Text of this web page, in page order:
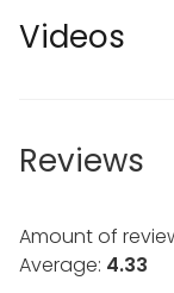
Penthouse
Party
Wedding
Videos
Reviews
Amount of
Average: 4.33